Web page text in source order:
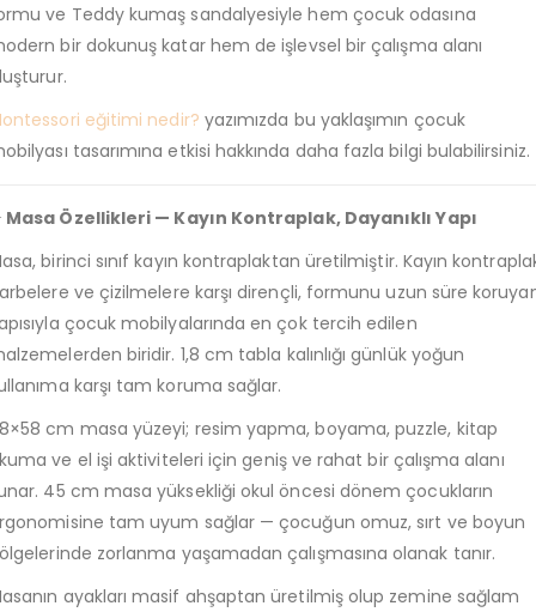
ve Teddy kumaş sandalyesiyle hem çocuk odasına
bir dokunuş katar hem de işlevsel bir çalışma alanı
eğitimi nedir? yazımızda bu yaklaşımın çocuk
tasarımına etkisi hakkında daha fazla bilgi bulabilirsiniz.
Masa Özellikleri — Kayın Kontraplak, Dayanıklı Yapı
birinci sınıf kayın kontraplaktan üretilmiştir. Kayın
ve çizilmelere karşı dirençli, formunu uzun süre
çocuk mobilyalarında en çok tercih edilen
biridir. 1,8 cm tabla kalınlığı günlük yoğun
karşı tam koruma sağlar.
cm masa yüzeyi; resim yapma, boyama, puzzle, kitap
ve el işi aktiviteleri için geniş ve rahat bir çalışma alanı
45 cm masa yüksekliği okul öncesi dönem çocukların
tam uyum sağlar — çocuğun omuz, sırt ve boyun
zorlanma yaşamadan çalışmasına olanak tanır.
ayakları masif ahşaptan üretilmiş olup zemine sağlam